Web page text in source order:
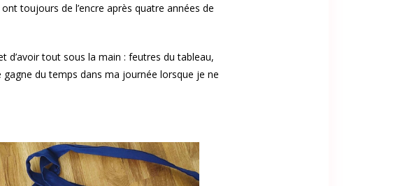
toujours de l’encre après quatre années de
d’avoir tout sous la main : feutres du tableau,
du temps dans ma journée lorsque je ne